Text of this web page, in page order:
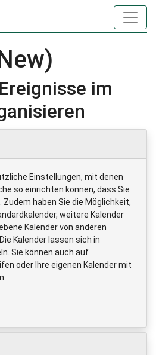
im
Einstellungen, mit denen
so einrichten können, dass Sie
haben Sie die Möglichkeit,
weitere Kalender
Kalender von anderen
Kalender lassen sich in
Sie können auch auf
oder Ihre eigenen Kalender mit